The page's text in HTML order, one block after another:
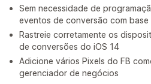
Sem necessidade de
eventos de conversão com
Rastreie corretamente os
de conversões do iOS 14
Adicione vários Pixels do FB
gerenciador de negócios